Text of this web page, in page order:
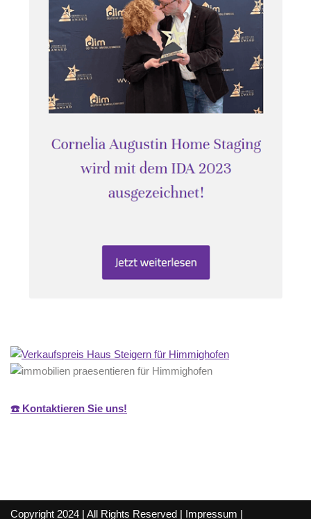
☎️ Kontaktieren Sie uns!
Copyright 2024 | All Rights Reserved | Impressum |